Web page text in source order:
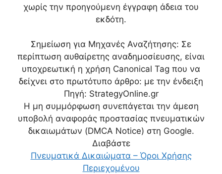
χωρίς την προηγούμενη έγγραφη άδεια του
εκδότη.
Σημείωση για Μηχανές Αναζήτησης: Σε
περίπτωση αυθαίρετης αναδημοσίευσης, είναι
υποχρεωτική η χρήση Canonical Tag που να
δείχνει στο πρωτότυπο άρθρο: με την ένδειξη
Πηγή: StrategyOnline.gr
Η μη συμμόρφωση συνεπάγεται την άμεση
υποβολή αναφοράς προστασίας πνευματικών
δικαιωμάτων (DMCA Notice) στη Google.
Διαβάστε
Πνευματικά Δικαιώματα – Όροι Χρήσης
Περιεχομένου